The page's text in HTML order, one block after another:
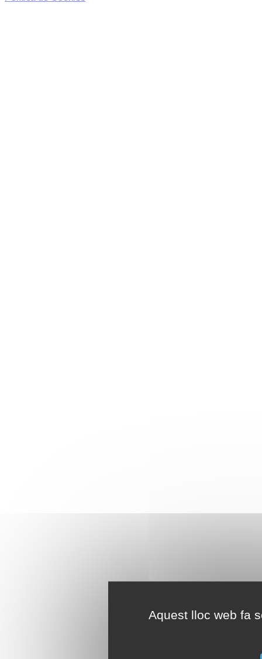
Aquest lloc web fa